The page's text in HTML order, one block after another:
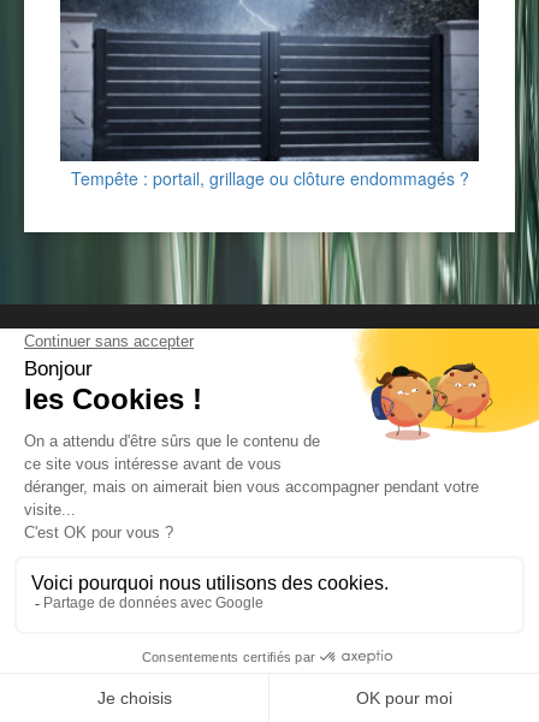
Tempête : portail, grillage ou clôture endommagés ?
Mentions légales